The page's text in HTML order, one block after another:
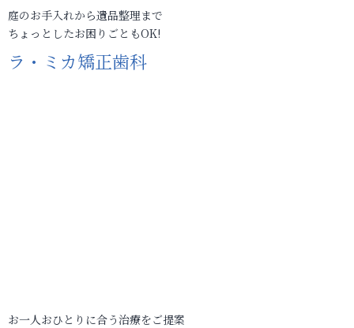
庭のお手入れから遺品整理まで
ちょっとしたお困りごともOK!
ラ・ミカ矯正歯科
お一人おひとりに合う治療をご提案